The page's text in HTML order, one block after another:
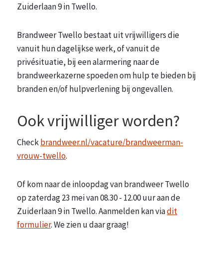
Zuiderlaan 9 in Twello.
Brandweer Twello bestaat uit vrijwilligers die
vanuit hun dagelijkse werk, of vanuit de
privésituatie, bij een alarmering naar de
brandweerkazerne spoeden om hulp te bieden bij
branden en/of hulpverlening bij ongevallen.
Ook vrijwilliger worden?
Checkbrandweer.nl/vacature/brandweerman-
vrouw-twello.
Of kom naar de inloopdag van brandweer Twello
op zaterdag 23 mei van 08.30 - 12.00 uur aan de
Zuiderlaan 9 in Twello. Aanmelden kan viadit
formulier. We zien u daar graag!